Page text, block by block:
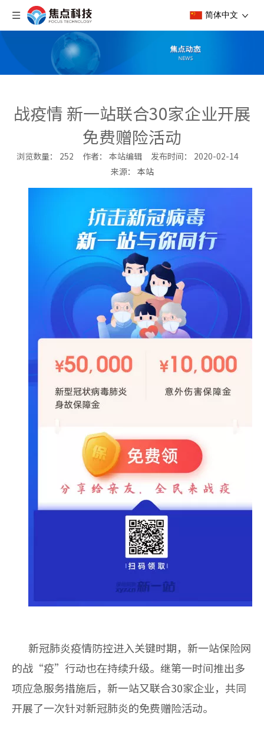
简体中文
战疫情 新一站联合30家企业开展
免费赠险活动
浏览数量： 252 作者： 本站编辑 发布时间： 2020-02-14
来源： 本站
["wechat","weibo","qzone","douban","email"]
新冠肺炎疫情防控进入关键时期，新一站保险网
的战“疫”行动也在持续升级。继第一时间推出多
项应急服务措施后，新一站又联合30家企业，共同
开展了一次针对新冠肺炎的免费赠险活动。